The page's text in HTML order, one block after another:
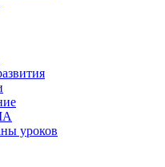
уроков